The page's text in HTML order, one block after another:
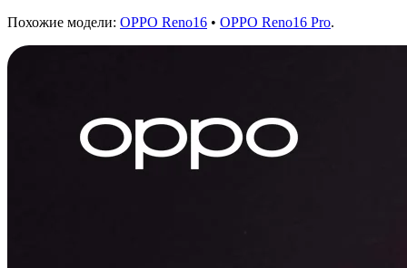
Похожие модели: OPPO Reno16 • OPPO Reno16 Pro.